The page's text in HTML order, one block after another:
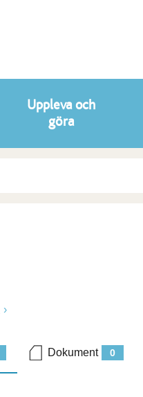
Uppleva och
göra
0
Dokument